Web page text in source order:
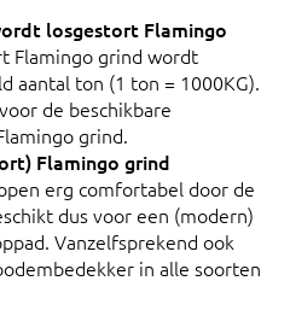
losgestort Flamingo
Flamingo grind wordt
aantal ton (1 ton = 1000KG).
de beschikbare
grind.
Flamingo grind
erg comfortabel door de
dus voor een (modern)
Vanzelfsprekend ook
in alle soorten